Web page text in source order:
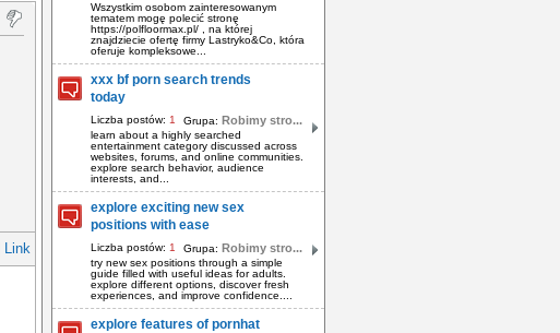
Link
Wszystkim osobom zainteresowanym
tematem mogę polecić stronę
https://polfloormax.pl/ , na której
znajdziecie ofertę firmy Lastryko&Co, która
oferuje kompleksowe...
xxx bf porn search trends
today
Liczba postów: 1 Grupa: Robimy stro...
learn about a highly searched
entertainment category discussed across
websites, forums, and online communities.
explore search behavior, audience
interests, and...
explore exciting new sex
positions with ease
Liczba postów: 1 Grupa: Robimy stro...
try new sex positions through a simple
guide filled with useful ideas for adults.
explore different options, discover fresh
experiences, and improve confidence....
explore features of pornhat